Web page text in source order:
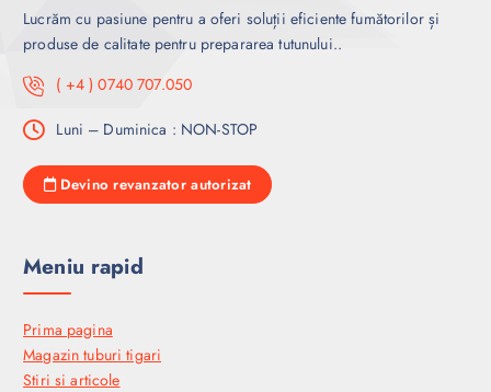
Lucrăm cu pasiune pentru a oferi soluții eficiente fumătorilor și
produse de calitate pentru prepararea tutunului..
( +4 ) 0740 707.050
Luni – Duminica : NON-STOP
Devino revanzator autorizat
Meniu rapid
Prima pagina
Magazin tuburi tigari
Stiri si articole